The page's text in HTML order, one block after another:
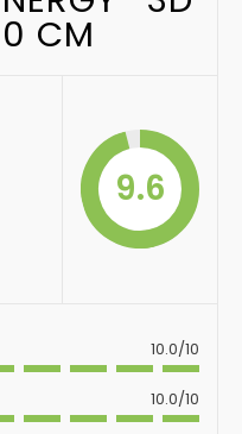
CM
9.6
10.0/10
10.0/10